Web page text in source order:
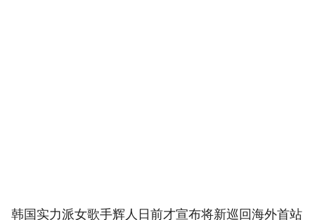
韩国实力派女歌手辉人日前才宣布将新巡回海外首站